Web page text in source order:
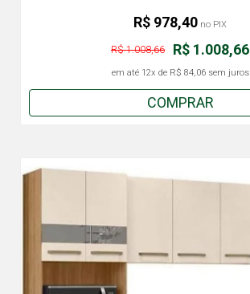
R$ 1.008,66
R$ 1.008,66
em até 12x de R$ 84,06sem juros
R$ 978,40 no PIX
COMPRAR